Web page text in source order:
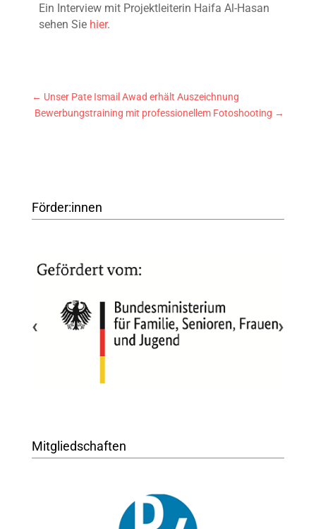
Ein Interview mit Projektleiterin Haifa Al-Hasan
sehen Sie hier.
← Unser Pate Ismail Awad erhält Auszeichnung
Bewerbungstraining mit professionellem Fotoshooting →
Förder:innen
‹ ›
Mitgliedschaften